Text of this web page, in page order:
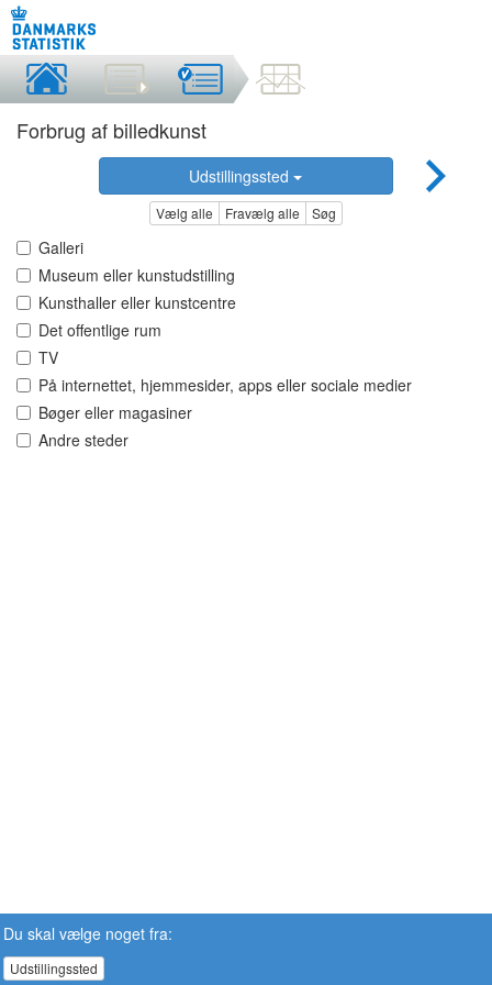
Forbrug af billedkunst
Udstillingssted
Vælg alle Fravælg alle Søg
Galleri
Museum eller kunstudstilling
Kunsthaller eller kunstcentre
Det offentlige rum
TV
På internettet, hjemmesider, apps eller sociale medier
Bøger eller magasiner
Andre steder
Du skal vælge noget fra:
Udstillingssted